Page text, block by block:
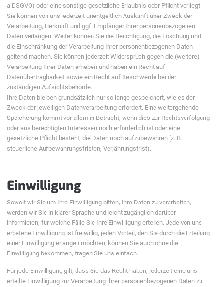
a DSGVO) oder eine sonstige gesetzliche Erlaubnis oder Pflicht vorliegt.
Sie können von uns jederzeit unentgeltlich Auskunft über Zweck der
Verarbeitung, Herkunft und ggf. Empfänger Ihrer personenbezogenen
Daten verlangen. Weiter können Sie die Berichtigung, die Löschung und
die Einschränkung der Verarbeitung Ihrer personenbezogenen Daten
geltend machen. Sie können jederzeit Widerspruch gegen die (weitere)
Verarbeitung Ihrer Daten erheben und haben ein Recht auf
Datenübertragbarkeit sowie ein Recht auf Beschwerde bei der
zuständigen Aufsichtsbehörde.
Ihre Daten bleiben grundsätzlich nur so lange gespeichert, wie es der
Zweck der jeweiligen Datenverarbeitung erfordert. Eine weitergehende
Speicherung kommt vor allem in Betracht, wenn dies zur Rechtsverfolgung
oder aus berechtigten Interessen noch erforderlich ist oder eine
gesetzliche Pflicht besteht, die Daten noch aufzubewahren (z. B.
steuerliche Aufbewahrungsfristen, Verjährungsfrist).
Einwilligung
Soweit wir Sie um Ihre Einwilligung bitten, Ihre Daten zu verarbeiten,
werden wir Sie in klarer Sprache und leicht zugänglich darüber
informieren, für welche Fälle Sie Ihre Einwilligung erteilen. Jede von uns
erbetene Einwilligung ist freiwillig, jeden Vorteil, den Sie durch die Erteilung
einer Einwilligung erlangen möchten, können Sie auch ohne die
Einwilligung bekommen, fragen Sie uns einfach.
Für jede Einwilligung gilt, dass Sie das Recht haben, jederzeit eine uns
erteilte Einwilligung zur Verarbeitung Ihrer personenbezogenen Daten zu